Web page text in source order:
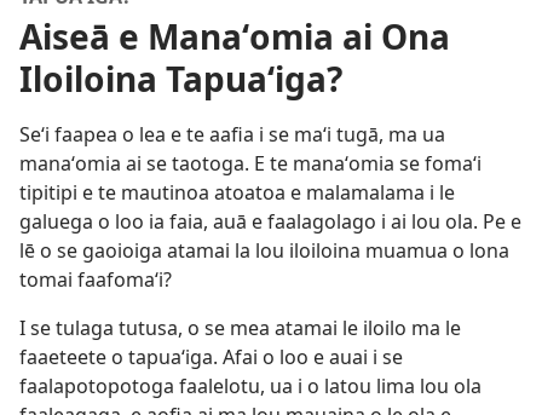
Aiseā e Manaʻomia ai Ona
Iloiloina Tapuaʻiga?
Seʻi faapea o lea e te aafia i se maʻi tugā, ma ua
manaʻomia ai se taotoga. E te manaʻomia se fomaʻi
tipitipi e te mautinoa atoatoa e malamalama i le
galuega o loo ia faia, auā e faalagolago i ai lou ola. Pe e
lē o se gaoioiga atamai la lou iloiloina muamua o lona
tomai faafomaʻi?
I se tulaga tutusa, o se mea atamai le iloilo ma le
faaeteete o tapuaʻiga. Afai o loo e auai i se
faalapotopotoga faalelotu, ua i o latou lima lou ola